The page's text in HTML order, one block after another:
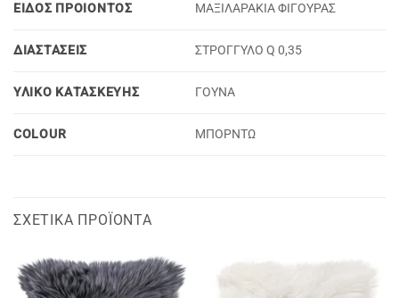
ΕΙΔΟΣ ΠΡΟΙΟΝΤΟΣ ΜΑΞΙΛΑΡΑΚΙΑ ΦΙΓΟΥΡΑΣ
ΔΙΑΣΤΑΣΕΙΣ ΣΤΡΟΓΓΥΛΟ Q 0,35
ΥΛΙΚΟ ΚΑΤΑΣΚΕΥΗΣ ΓΟΥΝΑ
COLOUR ΜΠΟΡΝΤΩ
ΣΧΕΤΙΚΆ ΠΡΟΪΌΝΤΑ